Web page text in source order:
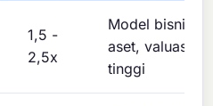
1,5 -
2,5x
Model bisnis
aset, valuasi
tinggi